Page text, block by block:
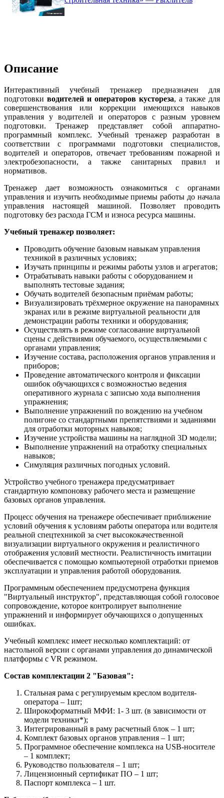
Описание
Интерактивный учебный тренажер предназначен для
подготовки водителей и операторов кустореза, а также для
совершенствования или коррекции имеющихся навыков
управления у водителей и операторов с разным уровнем
подготовки. Тренажер представляет собой аппаратно-
программный комплекс. Учебный тренажер разработан в
соответствии с программами подготовки специалистов,
водителей и операторов, отвечает требованиям пожарной и
электробезопасности, а также санитарных правил и
нормативов.
Тренажер дает возможность ознакомиться с органами
управления и изучить необходимые приемы работы до начала
управления настоящей машиной. Позволяет проводить
подготовку без расхода ГСМ и износа ресурса машины.
Учебный тренажер позволяет:
Проводить обучение базовым навыкам управления
техникой в различных условиях;
Изучать принципы и режимы работы узлов и агрегатов;
Отрабатывать навыки работы с оборудованием и
выполнять тестовые задания;
Обучать водителей безопасным приёмам работы;
Визуализировать трёхмерное окружение на панорамных
экранах или в режиме виртуальной реальности для
демонстрации работы техники и оборудования;
Осуществлять в режиме согласование виртуальной
сцены с действиями обучаемого, осуществляемыми с
органами управления;
Изучение состава, расположения органов управления и
приборов;
Проведение автоматического контроля и фиксации
ошибок обучающихся с возможностью ведения
оперативного журнала с записью хода выполнения
упражнения;
Выполнение упражнений по вождению на учебном
полигоне со стандартными препятствиями и заданиями
для отработки моторных навыков;
Изучение устройства машины на наглядной 3D модели;
Выполнение упражнений на отработку специальных
навыков;
Симуляция различных погодных условий.
Устройство учебного тренажера предусматривает
стандартную компоновку рабочего места и размещение
базовых органов управления.
Процесс обучения на тренажере обеспечивает приближение
условий обучения к условиям работы оператора или водителя
реальной спецтехникой за счет высококачественной
визуализации виртуального окружения и реалистичного
отображения условий местности. Реалистичность имитации
обеспечивается с помощью компьютерной отработки приемов
эксплуатации и управления работой оборудования.
Программным обеспечением предусмотрена функция
"Виртуальный инструктор", представляющая собой голосовое
сопровождение, которое контролирует выполнение
упражнений и информирует обучающихся о допущенных
ошибках.
Учебный комплекс имеет несколько комплектаций: от
настольной версии с органами управления до динамической
платформы с VR режимом.
Состав комплектации 2 "Базовая":
Стальная рама с регулируемым креслом водителя-
оператора – 1шт;
Широкоформатный МФИ: 1- 3 шт. (в зависимости от
модели техники*);
Интегрированный в раму расчетный блок – 1 шт;
Комплект базовых органов управления – 1 шт;
Программное обеспечение комплекса на USB-носителе
– 1 комплект;
Руководство пользователя – 1 шт;
Лицензионный сертификат ПО – 1 шт;
Паспорт комплекса – 1 шт.